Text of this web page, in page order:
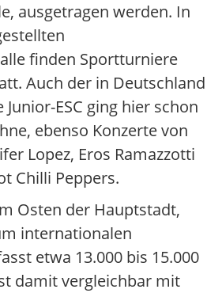
ausgetragen werden. In
finden Sportturniere
Auch der in Deutschland
ESC ging hier schon
ebenso Konzerte von
Lopez, Eros Ramazzotti
Chilli Peppers.
Osten der Hauptstadt,
internationalen
etwa 13.000 bis 15.000
damit vergleichbar mit